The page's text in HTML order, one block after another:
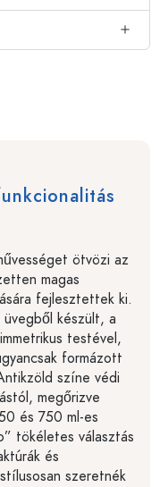
ötvözi az
magas
fejlesztettek ki.
üvegből készült, a
testével,
formázott
színe védi
megőrizve
és 750 ml-es
tökéletes választás
és
szeretnék